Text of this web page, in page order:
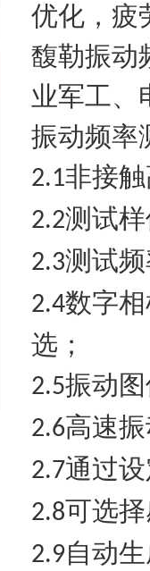
优化，疲
馥勒振动
业军工、
振动频率
2.1非接
2.2测试
2.3测试
2.4数字
选；
2.5振动
2.6高速
2.7通过
2.8可选
2.9自动